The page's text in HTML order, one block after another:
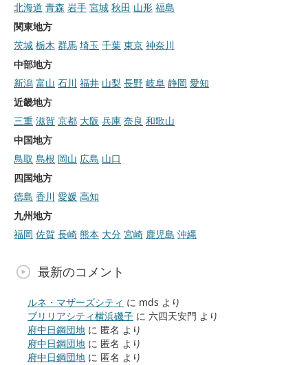
北海道 青森 岩手 宮城 秋田 山形 福島
関東地方
茨城 栃木 群馬 埼玉 千葉 東京 神奈川
中部地方
新潟 富山 石川 福井 山梨 長野 岐阜 静岡 愛知
近畿地方
三重 滋賀 京都 大阪 兵庫 奈良 和歌山
中国地方
鳥取 島根 岡山 広島 山口
四国地方
徳島 香川 愛媛 高知
九州地方
福岡 佐賀 長崎 熊本 大分 宮崎 鹿児島 沖縄
最新のコメント
ルネ・マザーズシティ に mds より
ブリリアシティ横浜磯子 に 六四天安門 より
府中日鋼団地 に 匿名 より
府中日鋼団地 に 匿名 より
府中日鋼団地 に 匿名 より